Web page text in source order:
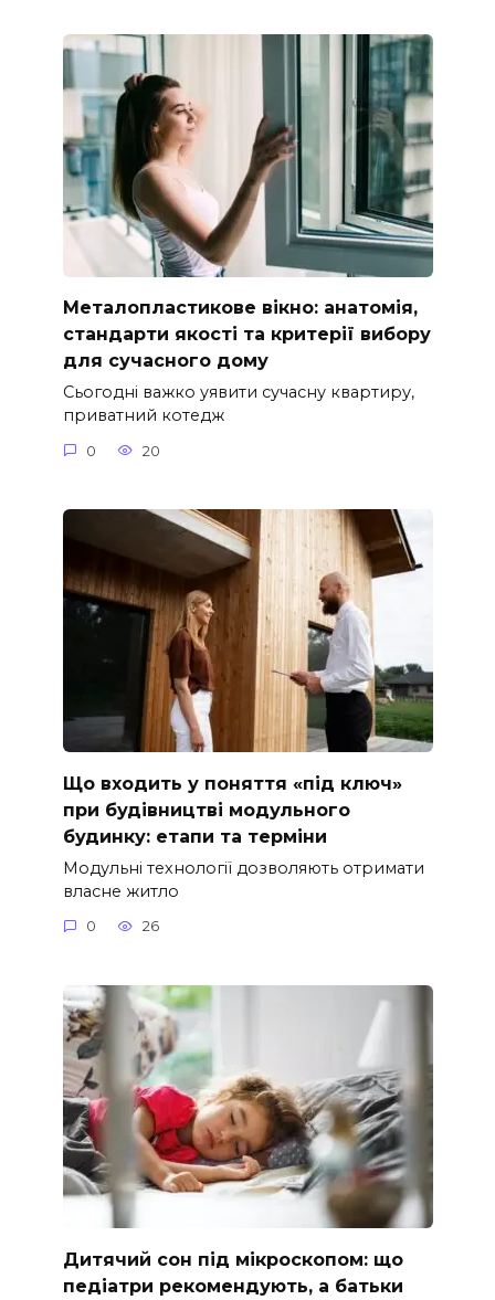
Металопластикове вікно: анатомія,
стандарти якості та критерії вибору
для сучасного дому
Сьогодні важко уявити сучасну квартиру,
приватний котедж
0 20
Що входить у поняття «під ключ»
при будівництві модульного
будинку: етапи та терміни
Модульні технології дозволяють отримати
власне житло
0 26
Дитячий сон під мікроскопом: що
педіатри рекомендують, а батьки